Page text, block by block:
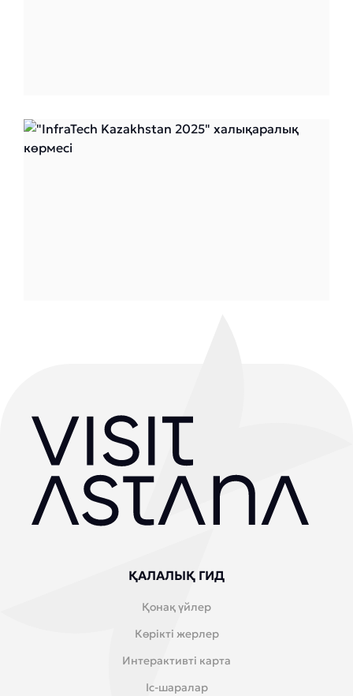
ҚАЛАЛЫҚ ГИД
Қонақ үйлер
Көрікті жерлер
Интерактивті карта
Іс-шаралар